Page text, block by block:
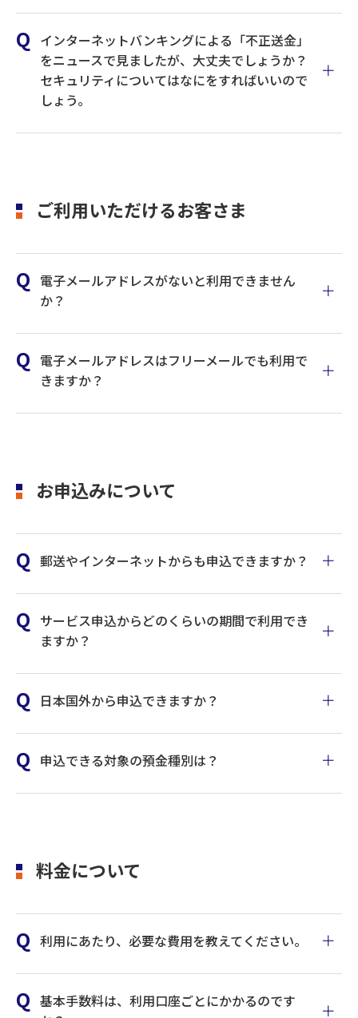
マニュアルはこちら
ご利用環境はこちら
インターネットバンキングによる「不正送金」
をニュースで見ましたが、大丈夫でしょうか？
セキュリティについてはなにをすればいいので
しょう。
ご利用環境はこちら
ご利用いただけるお客さま
電子メールアドレスがないと利用できません
か？
電子メールアドレスはフリーメールでも利用で
きますか？
お申込みについて
郵送やインターネットからも申込できますか？
サービス申込からどのくらいの期間で利用でき
ますか？
日本国外から申込できますか？
申込できる対象の預金種別は？
料金について
利用にあたり、必要な費用を教えてください。
基本手数料は、利用口座ごとにかかるのです